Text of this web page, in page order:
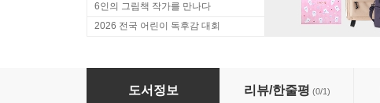
6인의 그림책 작가를 만나다
2026 전국 어린이 독후감 대회
가장 낮은 곳의 등불, 테레사 수녀
도서정보 리뷰/한줄평 (0/1)